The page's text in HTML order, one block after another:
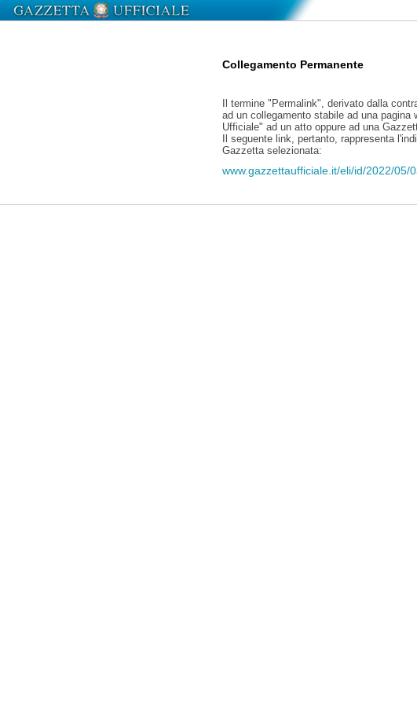
Collegamento Permanente
Il termine "Permalink", derivato dalla
ad un collegamento stabile ad una
Ufficiale" ad un atto oppure ad una
Il seguente link, pertanto, rappresenta
Gazzetta selezionata:
www.gazzettaufficiale.it/eli/id/2022/05/